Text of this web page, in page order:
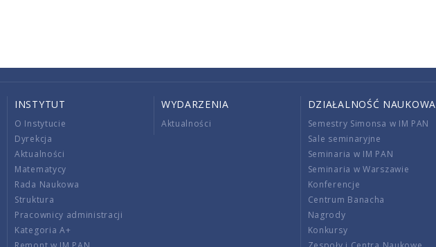
INSTYTUT
O Instytucie
Dyrekcja
Aktualności
Matematycy
Rada Naukowa
Struktura
Pracownicy administracji
Kategoria A+
WYDARZENIA
Aktualności
DZIAŁALNOŚĆ NAUKOWA
Semestry Simonsa w IM PAN
Sale seminaryjne
Seminaria w IM PAN
Seminaria w Warszawie
Konferencje
Centrum Banacha
Nagrody
Konkursy